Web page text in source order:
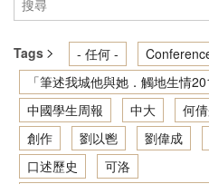
學術研究
文學推廣
出版
香港文學資料庫
Tags - 任何 -
「筆述我城他與她．觸地生情
中國學生周報
中大 何
創作
劉以鬯 劉偉成
口述歷史
可洛